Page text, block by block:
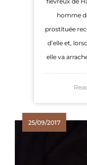
homme
prostituée
d’elle et,
elle va
25/09/2017